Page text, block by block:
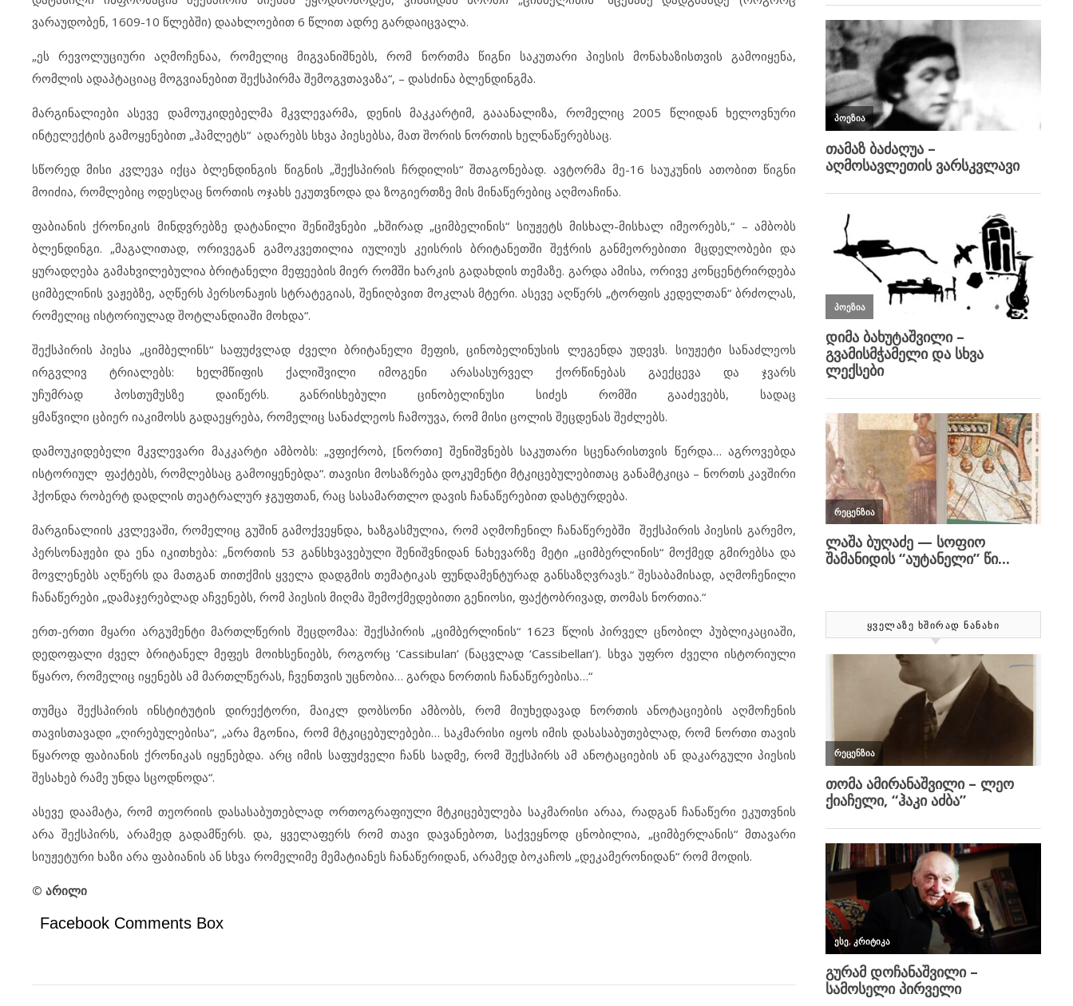
ვარაუდობენ, 1609-10 წლებში) დაახლოებით 6 წლით ადრე გარდაიცვალა.
„ეს რევოლუციური აღმოჩენაა, რომელიც მიგვანიშნებს, რომ ნორთმა წიგნი საკუთარი პიესის მონახაზისთვის გამოიყენა,
რომლის ადაპტაციაც მოგვიანებით შექსპირმა შემოგვთავაზა“, – დასძინა ბლენდინგმა.
მარგინალიები ასევე დამოუკიდებელმა მკვლევარმა, დენის მაკკარტიმ, გააანალიზა, რომელიც 2005 წლიდან ხელოვნური
ინტელექტის გამოყენებით „ჰამლეტს“ ადარებს სხვა პიესებსა, მათ შორის ნორთის ხელნაწერებსაც.
სწორედ მისი კვლევა იქცა ბლენდინგის წიგნის „შექსპირის ჩრდილის“ შთაგონებად. ავტორმა მე-16 საუკუნის ათობით წიგნი
მოიძია, რომლებიც ოდესღაც ნორთის ოჯახს ეკუთვნოდა და ზოგიერთზე მის მინაწერებიც აღმოაჩინა.
ფაბიანის ქრონიკის მინდვრებზე დატანილი შენიშვნები „ხშირად „ციმბელინის“ სიუჟეტს მისხალ-მისხალ იმეორებს,“ – ამბობს
ბლენდინგი. „მაგალითად, ორივეგან გამოკვეთილია იულიუს კეისრის ბრიტანეთში შეჭრის განმეორებითი მცდელობები და
ყურადღება გამახვილებულია ბრიტანელი მეფეების მიერ რომში ხარკის გადახდის თემაზე. გარდა ამისა, ორივე კონცენტრირდება
ციმბელინის ვაჟებზე, აღწერს პერსონაჟის სტრატეგიას, შენიღბვით მოკლას მტერი. ასევე აღწერს „ტორფის კედელთან“ ბრძოლას,
რომელიც ისტორიულად შოტლანდიაში მოხდა“.
შექსპირის პიესა „ციმბელინს“ საფუძვლად ძველი ბრიტანელი მეფის, ცინობელინუსის ლეგენდა უდევს. სიუჟეტი სანაძლეოს
ირგვლივ ტრიალებს: ხელმწიფის ქალიშვილი იმოგენი არასასურველ ქორწინებას გაექცევა და ჯვარს
უჩუმრად პოსთუმუსზე დაიწერს. განრისხებული ცინობელინუსი სიძეს რომში გააძევებს, სადაც
ყმაწვილი ცბიერ იაკიმოსს გადაეყრება, რომელიც სანაძლეოს ჩამოუვა, რომ მისი ცოლის შეცდენას შეძლებს.
დამოუკიდებელი მკვლევარი მაკკარტი ამბობს: „ვფიქრობ, [ნორთი] შენიშვნებს საკუთარი სცენარისთვის წერდა… აგროვებდა
ისტორიულ ფაქტებს, რომლებსაც გამოიყენებდა“. თავისი მოსაზრება დოკუმენტი მტკიცებულებითაც განამტკიცა – ნორთს კავშირი
ჰქონდა რობერტ დადლის თეატრალურ ჯგუფთან, რაც სასამართლო დავის ჩანაწერებით დასტურდება.
მარგინალიის კვლევაში, რომელიც გუშინ გამოქვეყნდა, ხაზგასმულია, რომ აღმოჩენილ ჩანაწერებში შექსპირის პიესის გარემო,
პერსონაჟები და ენა იკითხება: „ნორთის 53 განსხვავებული შენიშვნიდან ნახევარზე მეტი „ციმბერლინის“ მოქმედ გმირებსა და
მოვლენებს აღწერს და მათგან თითქმის ყველა დადგმის თემატიკას ფუნდამენტურად განსაზღვრავს.“ შესაბამისად, აღმოჩენილი
ჩანაწერები „დამაჯერებლად აჩვენებს, რომ პიესის მიღმა შემოქმედებითი გენიოსი, ფაქტობრივად, თომას ნორთია.“
ერთ-ერთი მყარი არგუმენტი მართლწერის შეცდომაა: შექსპირის „ციმბერლინის“ 1623 წლის პირველ ცნობილ პუბლიკაციაში,
დედოფალი ძველ ბრიტანელ მეფეს მოიხსენიებს, როგორც ‘Cassibulan’ (ნაცვლად ‘Cassibellan’). სხვა უფრო ძველი ისტორიული
წყარო, რომელიც იყენებს ამ მართლწერას, ჩვენთვის უცნობია… გარდა ნორთის ჩანაწერებისა…“
თუმცა შექსპირის ინსტიტუტის დირექტორი, მაიკლ დობსონი ამბობს, რომ მიუხედავად ნორთის ანოტაციების აღმოჩენის
თავისთავადი „ღირებულებისა“, „არა მგონია, რომ მტკიცებულებები… საკმარისი იყოს იმის დასასაბუთებლად, რომ ნორთი თავის
წყაროდ ფაბიანის ქრონიკას იყენებდა. არც იმის საფუძველი ჩანს სადმე, რომ შექსპირს ამ ანოტაციების ან დაკარგული პიესის
შესახებ რამე უნდა სცოდნოდა“.
ასევე დაამატა, რომ თეორიის დასასაბუთებლად ორთოგრაფიული მტკიცებულება საკმარისი არაა, რადგან ჩანაწერი ეკუთვნის
არა შექსპირს, არამედ გადამწერს. და, ყველაფერს რომ თავი დავანებოთ, საქვეყნოდ ცნობილია, „ციმბერლანის“ მთავარი
სიუჟეტური ხაზი არა ფაბიანის ან სხვა რომელიმე მემატიანეს ჩანაწერიდან, არამედ ბოკაჩოს „დეკამერონიდან“ რომ მოდის.
© არილი
Facebook Comments Box
ᲧᲕᲔᲚᲐᲖᲔ ᲮᲨᲘᲠᲐᲓ ᲜᲐᲜᲐᲮᲘ